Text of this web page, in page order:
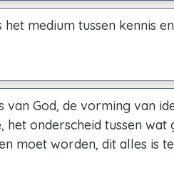
het medium tussen kennis
van God, de vorming van
het onderscheid tussen
moet worden, dit alles is